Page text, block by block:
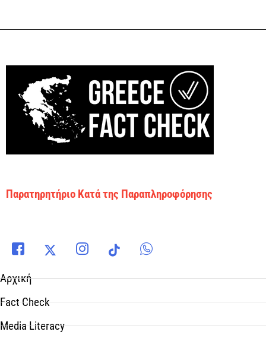
Παρατηρητήριο Κατά της Παραπληροφόρησης
Αρχική
Fact Check
Media Literacy